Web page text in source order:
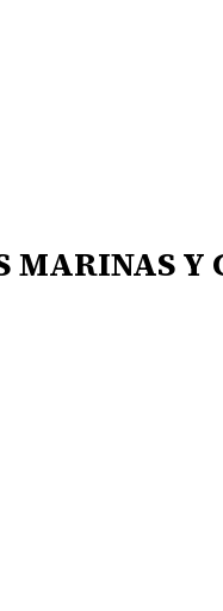
Y